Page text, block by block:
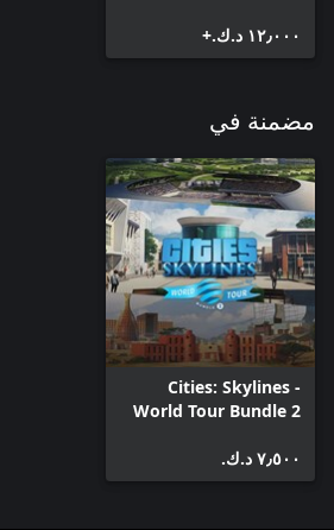
١٢٫٠٠٠ د.ك.‏+
مضمنة في
Cities: Skylines -
World Tour Bundle 2
٧٫٥٠٠ د.ك.‏